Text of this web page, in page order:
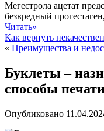
Мегестрола ацетат
безвредный
Читать»
Как вернуть
« Преимущества и
Буклеты –
способы
Опубликовано